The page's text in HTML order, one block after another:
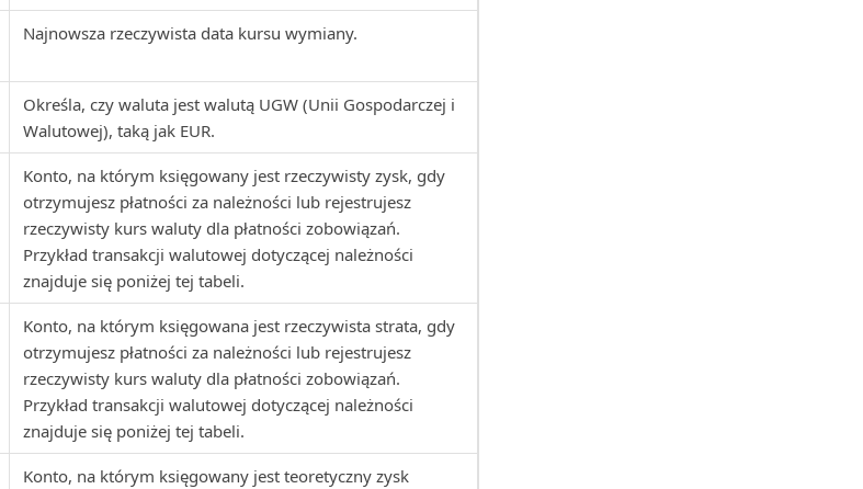
Najnowsza rzeczywista data kursu wymiany.
Określa, czy waluta jest walutą UGW (Unii Gospodarczej i
Walutowej), taką jak EUR.
Konto, na którym księgowany jest rzeczywisty zysk, gdy
otrzymujesz płatności za należności lub rejestrujesz
rzeczywisty kurs waluty dla płatności zobowiązań.
Przykład transakcji walutowej dotyczącej należności
znajduje się poniżej tej tabeli.
Konto, na którym księgowana jest rzeczywista strata, gdy
otrzymujesz płatności za należności lub rejestrujesz
rzeczywisty kurs waluty dla płatności zobowiązań.
Przykład transakcji walutowej dotyczącej należności
znajduje się poniżej tej tabeli.
Konto, na którym księgowany jest teoretyczny zysk